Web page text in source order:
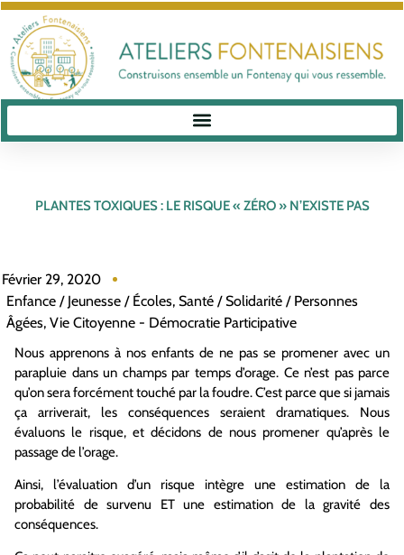
PLANTES TOXIQUES : LE RISQUE « ZÉRO » N’EXISTE PAS
Février 29, 2020
Enfance / Jeunesse / Écoles, Santé / Solidarité / Personnes
Âgées, Vie Citoyenne - Démocratie Participative
Nous apprenons à nos enfants de ne pas se promener avec un
parapluie dans un champs par temps d’orage. Ce n’est pas parce
qu’on sera forcément touché par la foudre. C’est parce que si jamais
ça arriverait, les conséquences seraient dramatiques. Nous
évaluons le risque, et décidons de nous promener qu’après le
passage de l’orage.
Ainsi, l’évaluation d’un risque intègre une estimation de la
probabilité de survenu ET une estimation de la gravité des
conséquences.